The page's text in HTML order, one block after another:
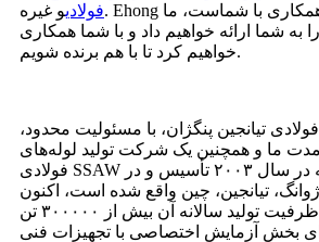
فولادیو غیره. Ehong مشتاقانه منتظر همکاری با شماست، ما
به شما ارائه خواهیم داد و با شما همکاری
خواهیم کرد تا با هم برنده شویم.
تیانجین پنگژان، با مسئولیت محدود،
ما و همچنین یک شرکت تولید لوله‌های
فولادی SSAW است. این شرکت که در سال ۲۰۰۳ تأسیس و در
تیانجین، چین واقع شده است، اکنون
۴ خط تولید دارد و ظرفیت تولید سالانه آن بیش از ۳۰۰۰۰۰ تن
بخش آزمایش اختصاصی با تجهیزات فنی